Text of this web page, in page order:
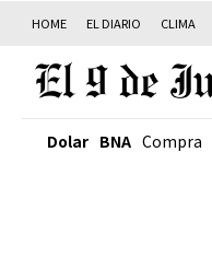
HOME EL DIARIO CLIMA
Dolar BNA Compra